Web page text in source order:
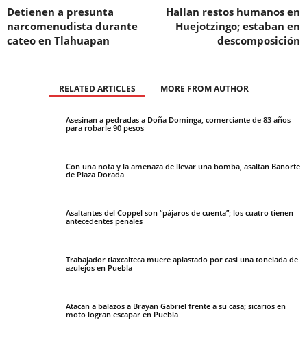
Detienen a presunta
narcomenudista durante
cateo en Tlahuapan
Hallan restos humanos en
Huejotzingo; estaban en
descomposición
RELATED ARTICLES MORE FROM AUTHOR
Asesinan a pedradas a Doña Dominga, comerciante de 83 años
para robarle 90 pesos
Con una nota y la amenaza de llevar una bomba, asaltan Banorte
de Plaza Dorada
Asaltantes del Coppel son “pájaros de cuenta”; los cuatro tienen
antecedentes penales
Trabajador tlaxcalteca muere aplastado por casi una tonelada de
azulejos en Puebla
Atacan a balazos a Brayan Gabriel frente a su casa; sicarios en
moto logran escapar en Puebla